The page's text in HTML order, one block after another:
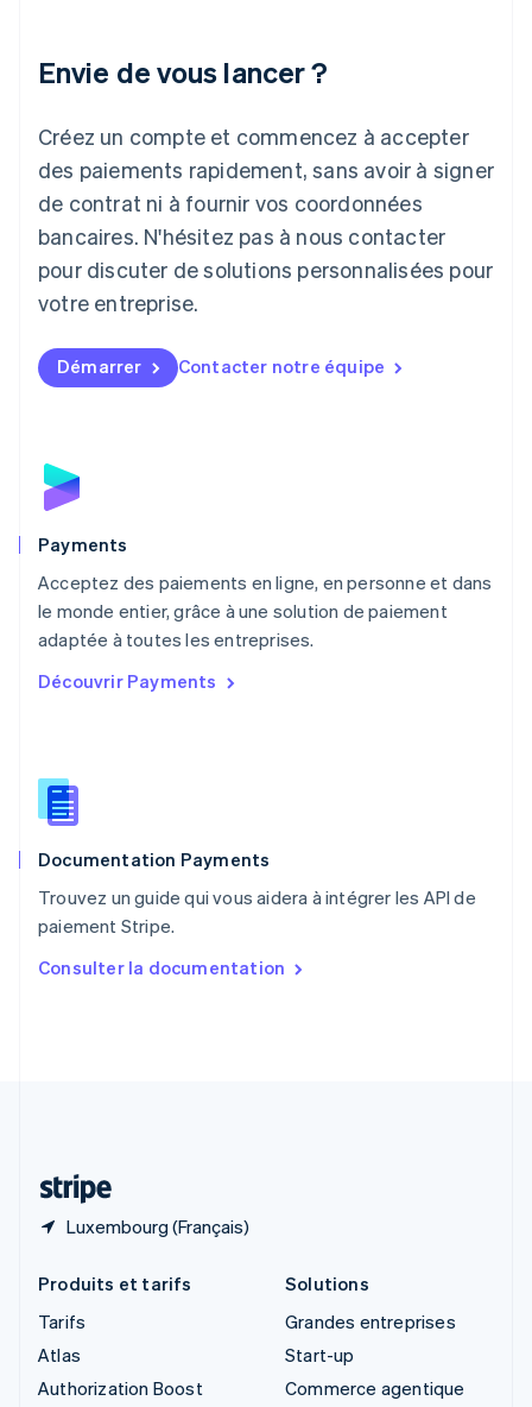
Envie de vous lancer ?
Créez un compte et commencez à accepter
des paiements rapidement, sans avoir à signer
de contrat ni à fournir vos coordonnées
bancaires. N'hésitez pas à nous contacter
pour discuter de solutions personnalisées pour
votre entreprise.
Démarrer Contacter notre équipe
Payments
Acceptez des paiements en ligne, en personne et dans
le monde entier, grâce à une solution de paiement
adaptée à toutes les entreprises.
Découvrir Payments
Documentation Payments
Trouvez un guide qui vous aidera à intégrer les API de
paiement Stripe.
Consulter la documentation
Luxembourg (Français)
Japon
Lettonie
English
Liechtenstein
DeutschEnglish
Lituanie
Luxembourg
FrançaisDeutschEnglish
English简体中文
Malte
Norvège
English
English
NederlandsEnglish
Pologne
English
PortuguêsEnglish
English
Roumanie
Royaume-Uni
Singapour
English 简体中文
English
Produits et tarifs
Tarifs
Atlas
Authorization Boost
Solutions
Grandes entreprises
Start-up
Commerce agentique